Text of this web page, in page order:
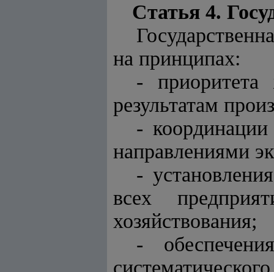
Статья 4.
на принципах:
-
результатам
-
направлениями
-
всех
хозяйствования;
-